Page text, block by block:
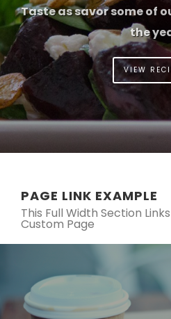
Taste as savor some of
the
VIEW
PAGE LINK EXAMPLE
This Full Width Section
Custom Page